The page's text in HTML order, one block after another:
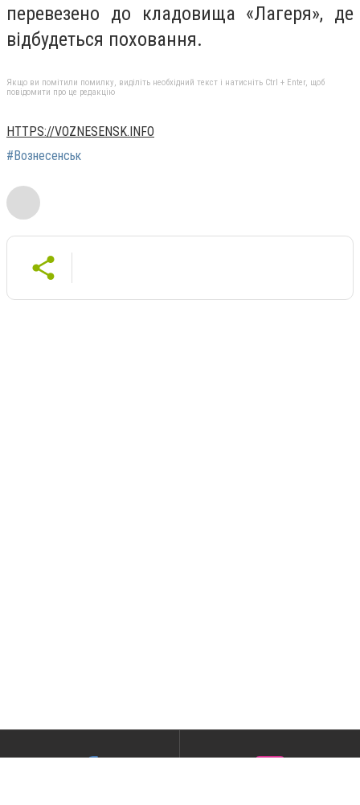
перевезено до кладовища «Лагеря», де
відбудеться поховання.
Якщо ви помітили помилку, виділіть необхідний текст і натисніть Ctrl + Enter, щоб
повідомити про це редакцію
HTTPS://VOZNESENSK.INFO
#Вознесенськ